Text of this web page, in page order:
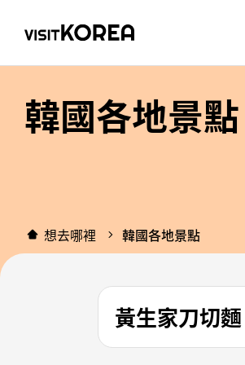
韓國各地景點
想去哪裡 韓國各地景點
黃生家刀切